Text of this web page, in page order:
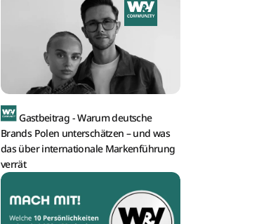
Gastbeitrag -Warum deutsche
Brands Polen unterschätzen – und was
das über internationale Markenführung
verrät